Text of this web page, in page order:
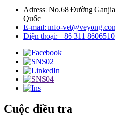
Adress: No.68 Đường
Quốc
E-mail: info-
Điện thoại: +86 311
Cuộc điều tra